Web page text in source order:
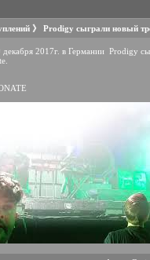
》 Prodigy cыграли новый
2017г. в Германии Prodigy